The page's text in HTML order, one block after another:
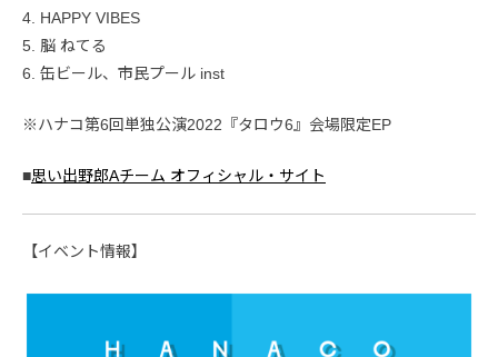
4. HAPPY VIBES
5. 脳 ねてる
6. 缶ビール、市民プール inst
※ハナコ第6回単独公演2022『タロウ6』会場限定EP
■思い出野郎Aチーム オフィシャル・サイト
【イベント情報】